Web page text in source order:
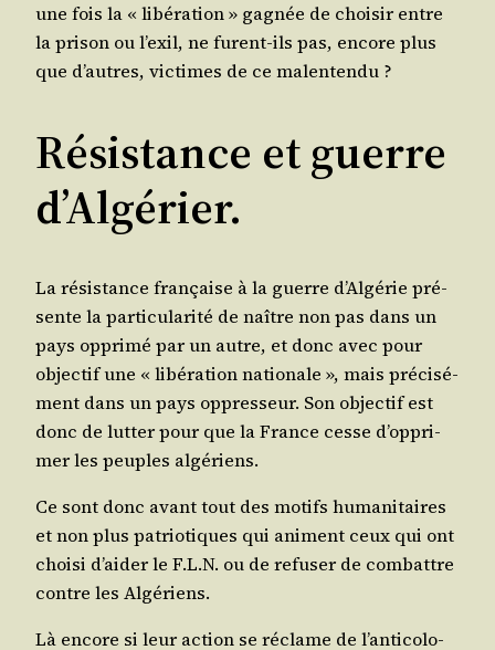
une fois la « libé­ra­tion » gagnée de choi­sir entre
la pri­son ou l’exil, ne furent-ils pas, encore plus
que d’autres, vic­times de ce malentendu ?
Résistance et guerre
d’Algérier.
La résis­tance fran­çaise à la guerre d’Al­gé­rie pré­
sente la par­ti­cu­la­ri­té de naître non pas dans un
pays oppri­mé par un autre, et donc avec pour
objec­tif une « libé­ra­tion natio­nale », mais pré­ci­sé­
ment dans un pays oppres­seur. Son objec­tif est
donc de lut­ter pour que la France cesse d’op­pri­
mer les peuples algériens.
Ce sont donc avant tout des motifs huma­ni­taires
et non plus patrio­tiques qui animent ceux qui ont
choi­si d’ai­der le F.L.N. ou de refu­ser de com­battre
contre les Algériens.
Là encore si leur action se réclame de l’an­ti­co­lo­